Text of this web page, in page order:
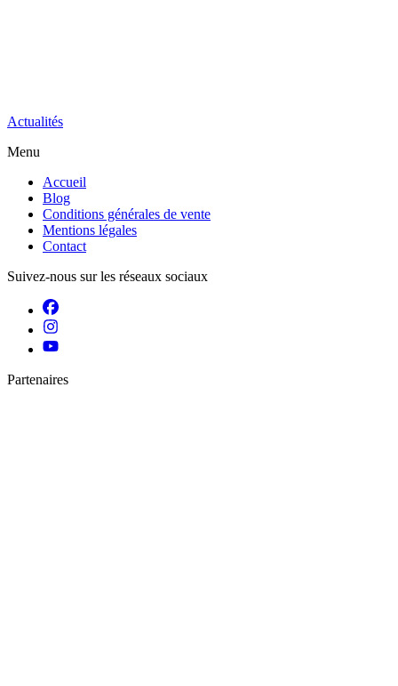
Actualités
Menu
Accueil
Blog
Conditions générales de vente
Mentions légales
Contact
Suivez-nous sur les réseaux sociaux
Partenaires